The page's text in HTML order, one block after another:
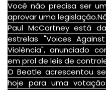
Você não precisa ser
aprovar uma legislação.
Paul McCartney está
estrelas "Voices
Violência", anunciado
em prolde leis de
O Beatle acrescentou
hoje para uma